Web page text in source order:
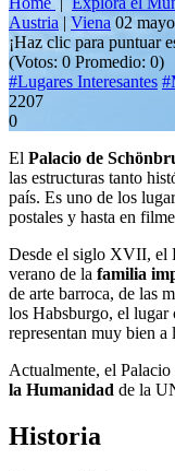
Austria | Viena 02
¡Haz clic para puntuar
(Votos: 0 Promedio: 0)
#Lugares Interesantes
2207
0
El Palacio de
las estructuras tanto
país. Es uno de los
postales y hasta en
Desde el siglo XVII, el
verano de la familia
de arte barroca, de las
los Habsburgo, el lugar
representan muy bien a
Actualmente, el
la Humanidad de la
Historia